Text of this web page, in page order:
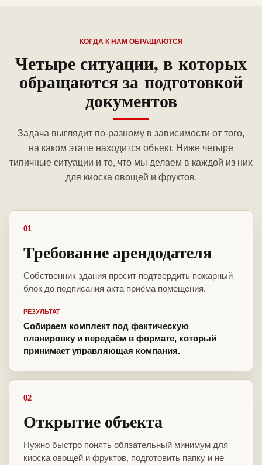
КОГДА К НАМ ОБРАЩАЮТСЯ
Четыре ситуации, в которых
обращаются за подготовкой
документов
Задача выглядит по-разному в зависимости от того,
на каком этапе находится объект. Ниже четыре
типичные ситуации и то, что мы делаем в каждой из них
для киоска овощей и фруктов.
01
Требование арендодателя
Собственник здания просит подтвердить пожарный
блок до подписания акта приёма помещения.
РЕЗУЛЬТАТ
Собираем комплект под фактическую
планировку и передаём в формате, который
принимает управляющая компания.
02
Открытие объекта
Нужно быстро понять обязательный минимум для
киоска овощей и фруктов, подготовить папку и не